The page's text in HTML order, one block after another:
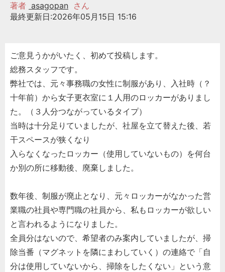
著者 asagopan
さん
最終更新日:2026年05月15日 15:16
ご意見うかがいたく、初めて投稿します。
総務スタッフです。
弊社では、元々事務職の女性に制服があり、入社時（？
十年前）から女子更衣室に１人用のロッカーがありまし
た。（３人分つながっているタイプ）
当時は十分足りていましたが、社屋を立て替えた後、若
干スペースが狭くなり
入らなくなったロッカー（使用していないもの）を何台
か別の所に移動後、廃棄しました。
数年後、制服が廃止となり、元々ロッカーがなかった営
業職の社員や専門職の社員から、私もロッカーが欲しい
と言われるようになりました。
全員分はないので、希望者のみ案内していましたが、掃
除当番（マグネットを隣にまわしていく）の連絡で「自
分は使用していないから、掃除をしたくない」という意